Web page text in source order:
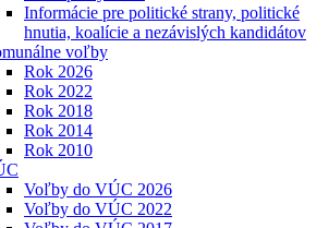
Informácie pre politické strany, politické
hnutia, koalície a nezávislých kandidátov
voľby
Rok 2026
Rok 2022
Rok 2018
Rok 2014
Rok 2010
Voľby do VÚC 2026
Voľby do VÚC 2022